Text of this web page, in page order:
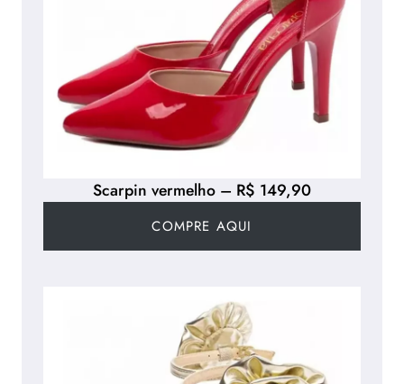
Scarpin vermelho – R$ 149,90
COMPRE AQUI